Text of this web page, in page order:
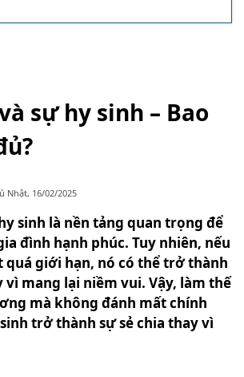
sự hy sinh – Bao
Nhật, 16/02/2025
sinh là nền tảng quan trọng để
đình hạnh phúc. Tuy nhiên, nếu
giới hạn, nó có thể trở thành
vì mang lại niềm vui. Vậy, làm thế
mà không đánh mất chính
trở thành sự sẻ chia thay vì